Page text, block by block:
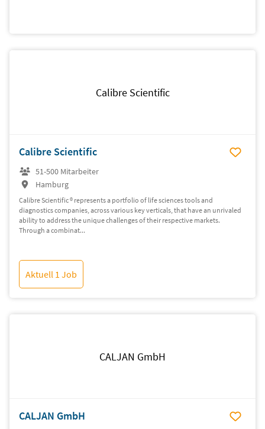
Calibre Scientific
Calibre Scientific
51-500 Mitarbeiter
Hamburg
Calibre Scientific ® represents a portfolio of life sciences tools and
diagnostics companies, across various key verticals, that have an unrivaled
ability to address the unique challenges of their respective markets.
Through a combinat...
Aktuell 1 Job
CALJAN GmbH
CALJAN GmbH